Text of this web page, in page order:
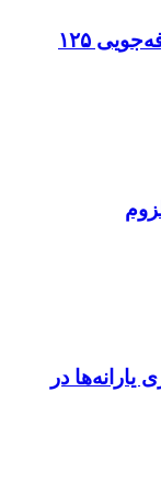
جهش در بومی‌سازی صنعت مس؛ صرفه‌جویی ۱۲۵
در